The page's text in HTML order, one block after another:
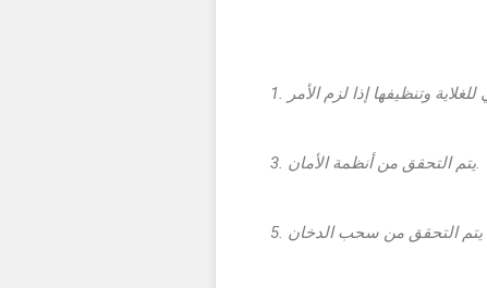
3. يتم التحقق من أنظمة الأمان.